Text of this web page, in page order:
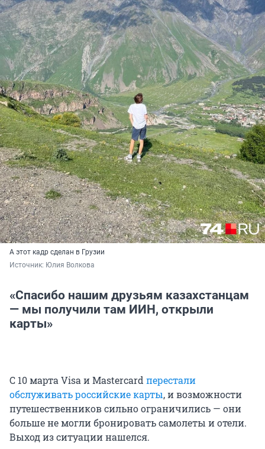
А этот кадр сделан в Грузии
Источник: Юлия Волкова
«Спасибо нашим друзьям казахстанцам
— мы получили там ИИН, открыли
карты»
С 10 марта Visa и Mastercard перестали
обслуживать российские карты, и возможности
путешественников сильно ограничились — они
больше не могли бронировать самолеты и отели.
Выход из ситуации нашелся.